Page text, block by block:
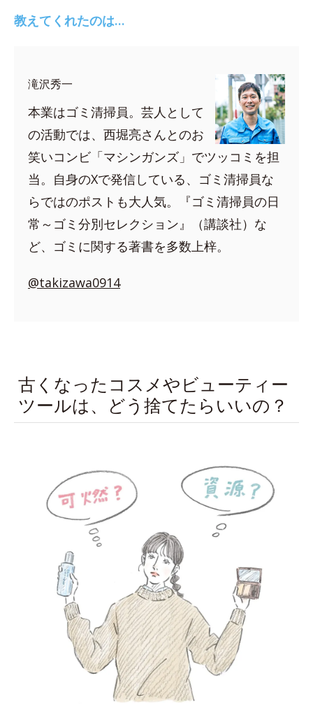
教えてくれたのは…
滝沢秀一
本業はゴミ清掃員。芸人として
の活動では、西堀亮さんとのお
笑いコンビ「マシンガンズ」でツッコミを担
当。自身のXで発信している、ゴミ清掃員な
らではのポストも大人気。『ゴミ清掃員の日
常～ゴミ分別セレクション』（講談社）な
ど、ゴミに関する著書を多数上梓。
@takizawa0914
古くなったコスメやビューティー
ツールは、どう捨てたらいいの？